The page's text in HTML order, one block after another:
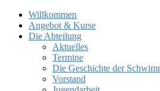
Willkommen
Angebot & Kurse
Die Abteilung
Aktuelles
Termine
Die Geschichte der
Vorstand